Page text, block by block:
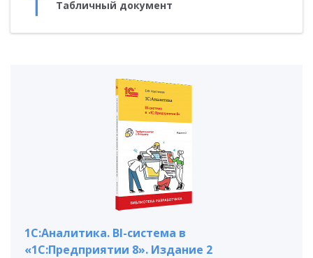
Таб­личный до­кумент
1С:Аналитика. BI-система в
«1С:Предприятии 8». Издание 2